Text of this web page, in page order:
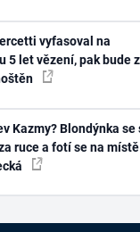
vyfasoval na
5 let vězení, pak bude
Kazmy? Blondýnka se
ruce a fotí se na místě